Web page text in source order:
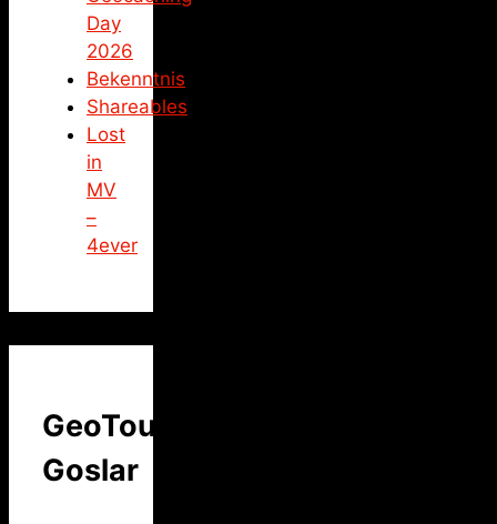
Day
2026
Bekenntnis
Shareables
Lost
in
MV
–
4ever
GeoTour
Goslar